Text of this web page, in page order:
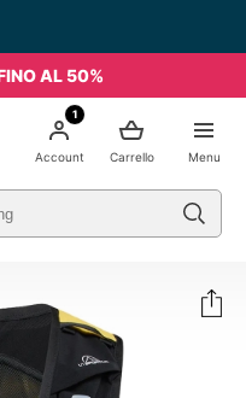
AL 50%
Menu
Carrello
1
Account